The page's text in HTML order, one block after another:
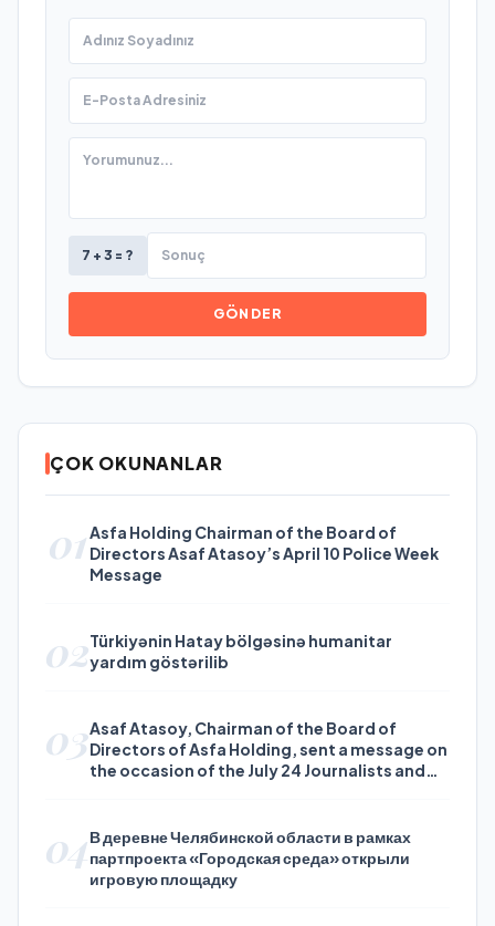
7 + 3 = ?
GÖNDER
ÇOK OKUNANLAR
01Asfa Holding Chairman of the Board of
Directors Asaf Atasoy’s April 10 Police Week
Message
02Türkiyənin Hatay bölgəsinə humanitar
yardım göstərilib
03Asaf Atasoy, Chairman of the Board of
Directors of Asfa Holding, sent a message on
the occasion of the July 24 Journalists and
04В деревне Челябинской области в рамках
партпроекта «Городская среда» открыли
игровую площадку